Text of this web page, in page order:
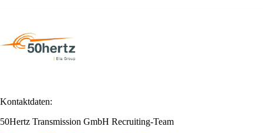
Kontaktdaten:
50Hertz Transmission GmbH Recruiting-Team